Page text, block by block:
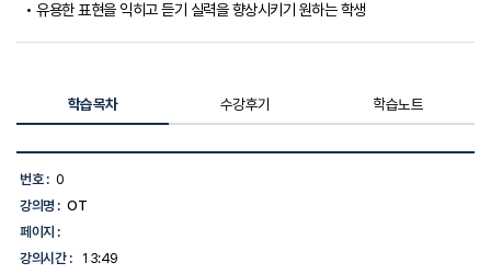
• 유용한 표현을 익히고 듣기 실력을 향상시키기 원하는 학생
학습목차 수강후기 학습노트
습
목
차
목
록
번호 : 0
강의명 : OT
페이지 :
강의시간 :
13:49